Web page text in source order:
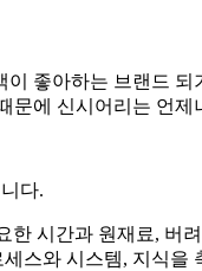
좋아하는 브랜드
에 신시어리는 언
다.
한 시간과 원재료,
스와 시스템, 지식